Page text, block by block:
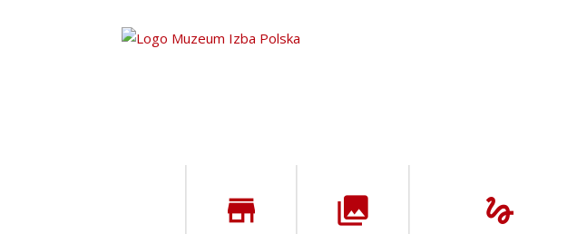
store collections gesture